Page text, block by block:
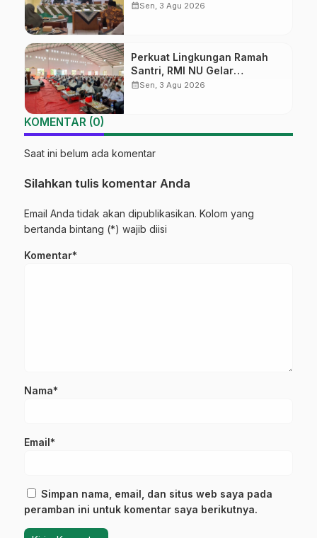
Wonosobo Tekankan Lima
calendar_monthSen, 3 Agu 2026
Perkuat Lingkungan Ramah
Santri, RMI NU Gelar
‘Sambang Pesantren’ di Pati
calendar_monthSen, 3 Agu 2026
KOMENTAR (0)
Saat ini belum ada komentar
Silahkan tulis komentar Anda
Email Anda tidak akan dipublikasikan. Kolom yang
bertanda bintang (*) wajib diisi
Komentar*
Nama*
Email*
Simpan nama, email, dan situs web saya pada
peramban ini untuk komentar saya berikutnya.